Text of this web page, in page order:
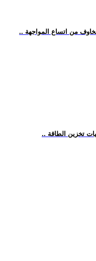
من اتساع المواجهة
تخزين الطاقة